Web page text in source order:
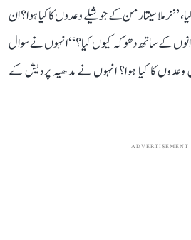
’’نرملا سیتارمن کے جوشیلے وعدوں کا کیا ہوا؟ ان
کے ساتھ دھوکہ کیوں کیا؟‘‘ انہوں نے سوال
وعدوں کا کیا ہوا؟ انہوں نے مدھیہ پردیش کے
ADVERTISEMENT